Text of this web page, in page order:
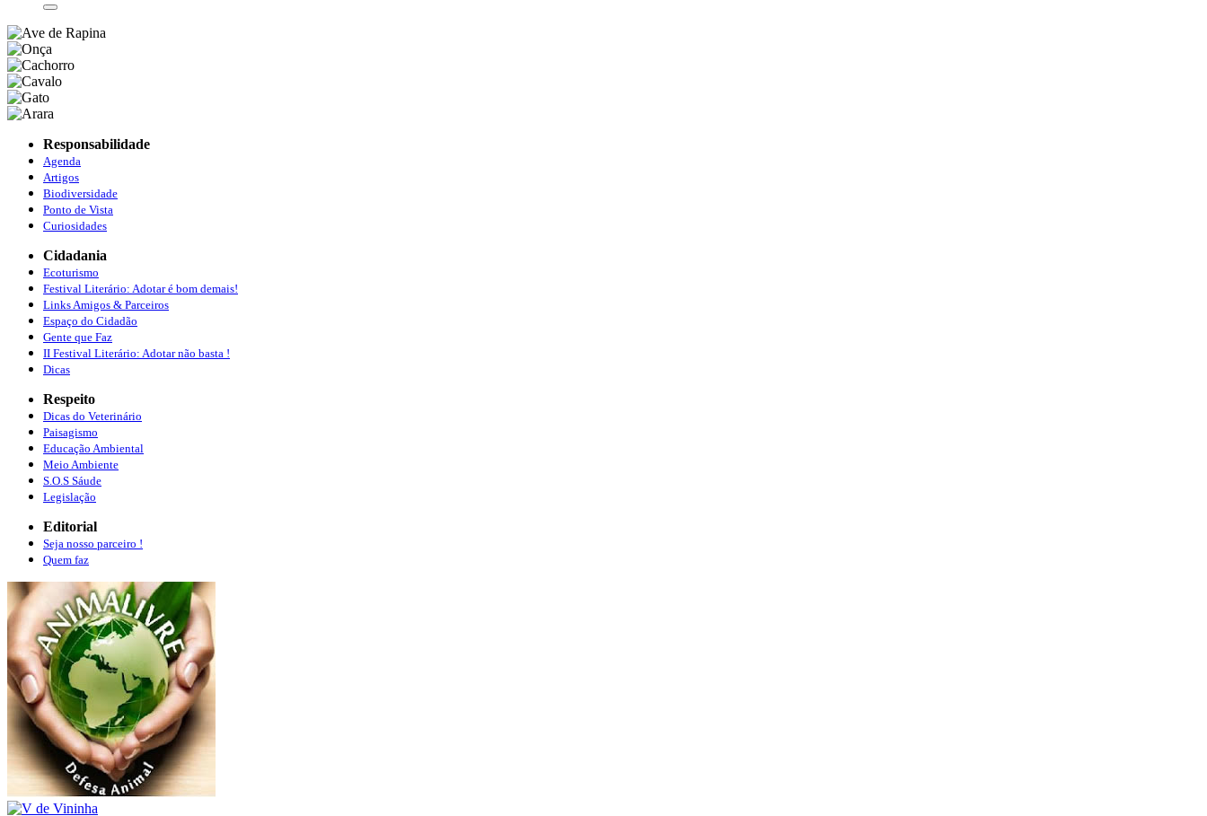
Responsabilidade
Agenda
Artigos
Biodiversidade
Ponto de Vista
Curiosidades
Cidadania
Ecoturismo
Festival Literário: Adotar é bom demais!
Links Amigos & Parceiros
Espaço do Cidadão
Gente que Faz
II Festival Literário: Adotar não basta !
Dicas
Respeito
Dicas do Veterinário
Paisagismo
Educação Ambiental
Meio Ambiente
S.O.S Sáude
Legislação
Editorial
Seja nosso parceiro !
Quem faz